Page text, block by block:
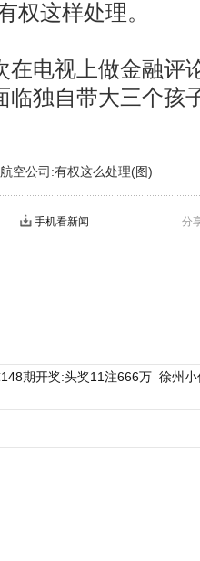
权这样处理。
电视上做金融评
临独自带大三个孩
空公司:有权这么处理(图)
分
手机看新闻
期开奖:头奖11注666万 徐州